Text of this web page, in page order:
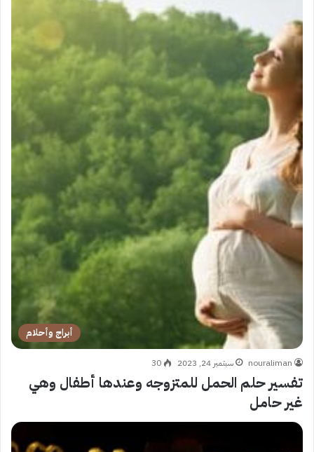
أبراج وأحلام
nouraliman سبتمبر 24, 2023 30
تفسير حلم الحمل للمتزوجه وعندها أطفال وهي
غير حامل